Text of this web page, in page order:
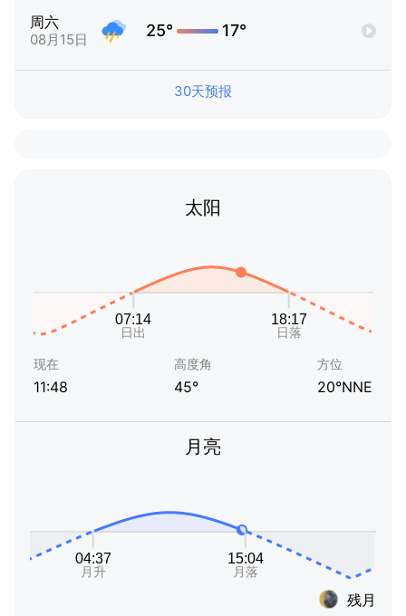
周六
08月15日 25° 17°
30天预报
太阳
现在
11:48
高度角
45°
方位
20°NNE
月亮
残月